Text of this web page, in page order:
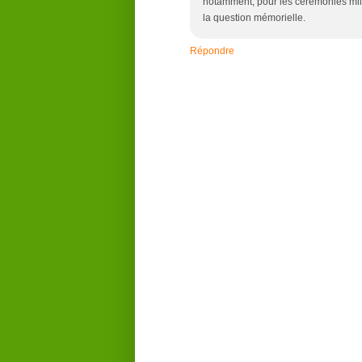
la question mémorielle.
Répondre